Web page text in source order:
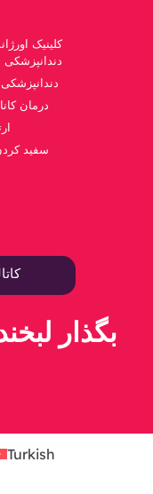
کلینیک
دندانپزشکی
درمان
سفید
بگذار
Turkish